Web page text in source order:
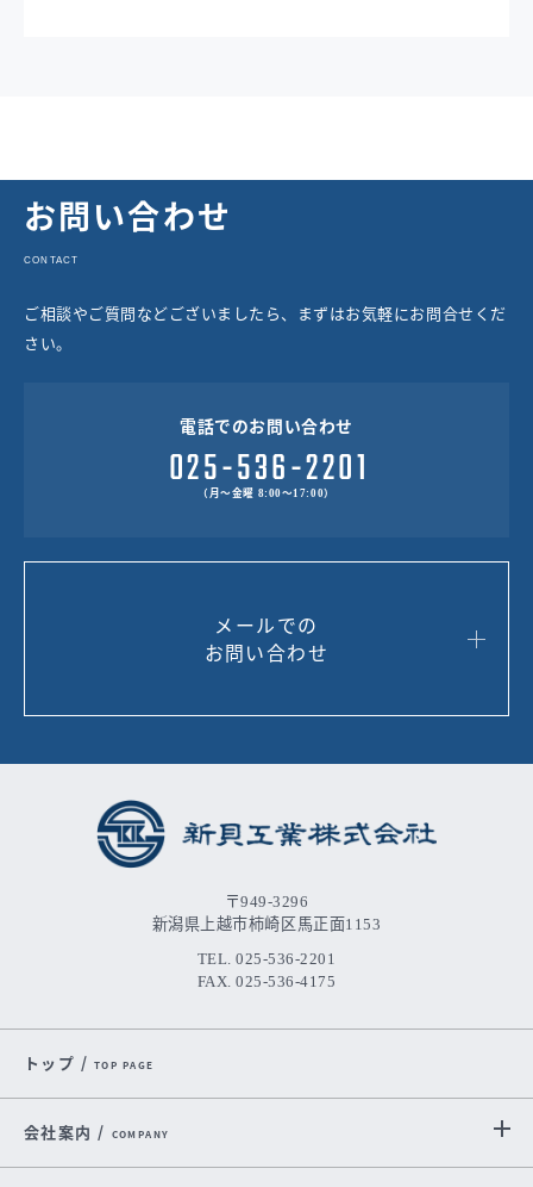
お問い合わせ
CONTACT
ご相談やご質問などございましたら、まずはお気軽にお問合せくだ
さい。
電話でのお問い合わせ
（月～金曜 8:00～17:00）
メールでの
お問い合わせ
〒949-3296
新潟県上越市柿崎区馬正面1153
TEL. 025-536-2201
FAX. 025-536-4175
トップ / TOP PAGE
会社案内 / COMPANY